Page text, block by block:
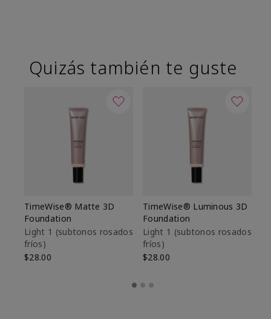
Quizás también te guste
TimeWise® Matte 3D
Foundation
Light 1​ (subtonos rosados
fríos)
$28.00
TimeWise® Luminous 3D
Foundation
Light 1​ (subtonos rosados
fríos)
$28.00